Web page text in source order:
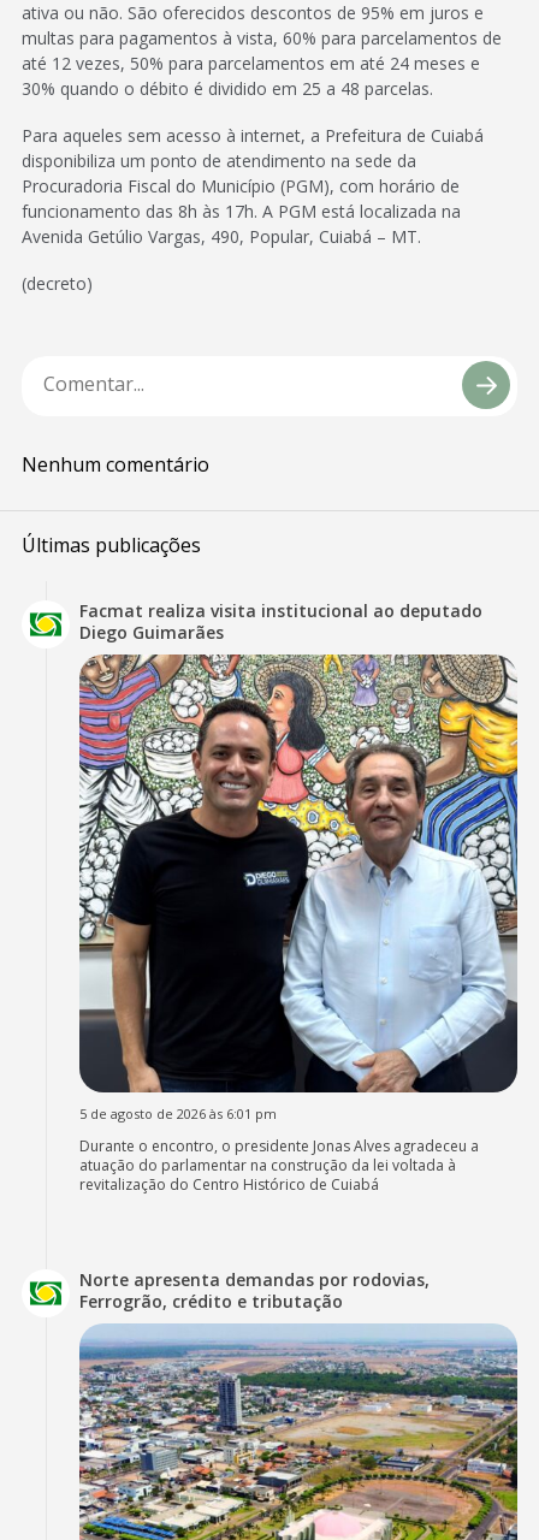
ativa ou não. São oferecidos descontos de 95% em juros e
multas para pagamentos à vista, 60% para parcelamentos de
até 12 vezes, 50% para parcelamentos em até 24 meses e
30% quando o débito é dividido em 25 a 48 parcelas.
Para aqueles sem acesso à internet, a Prefeitura de Cuiabá
disponibiliza um ponto de atendimento na sede da
Procuradoria Fiscal do Município (PGM), com horário de
funcionamento das 8h às 17h. A PGM está localizada na
Avenida Getúlio Vargas, 490, Popular, Cuiabá – MT.
(decreto)
Nenhum comentário
Últimas publicações
Facmat realiza visita institucional ao deputado
Diego Guimarães
5 de agosto de 2026 às 6:01 pm
Durante o encontro, o presidente Jonas Alves agradeceu a
atuação do parlamentar na construção da lei voltada à
revitalização do Centro Histórico de Cuiabá
Norte apresenta demandas por rodovias,
Ferrogrão, crédito e tributação